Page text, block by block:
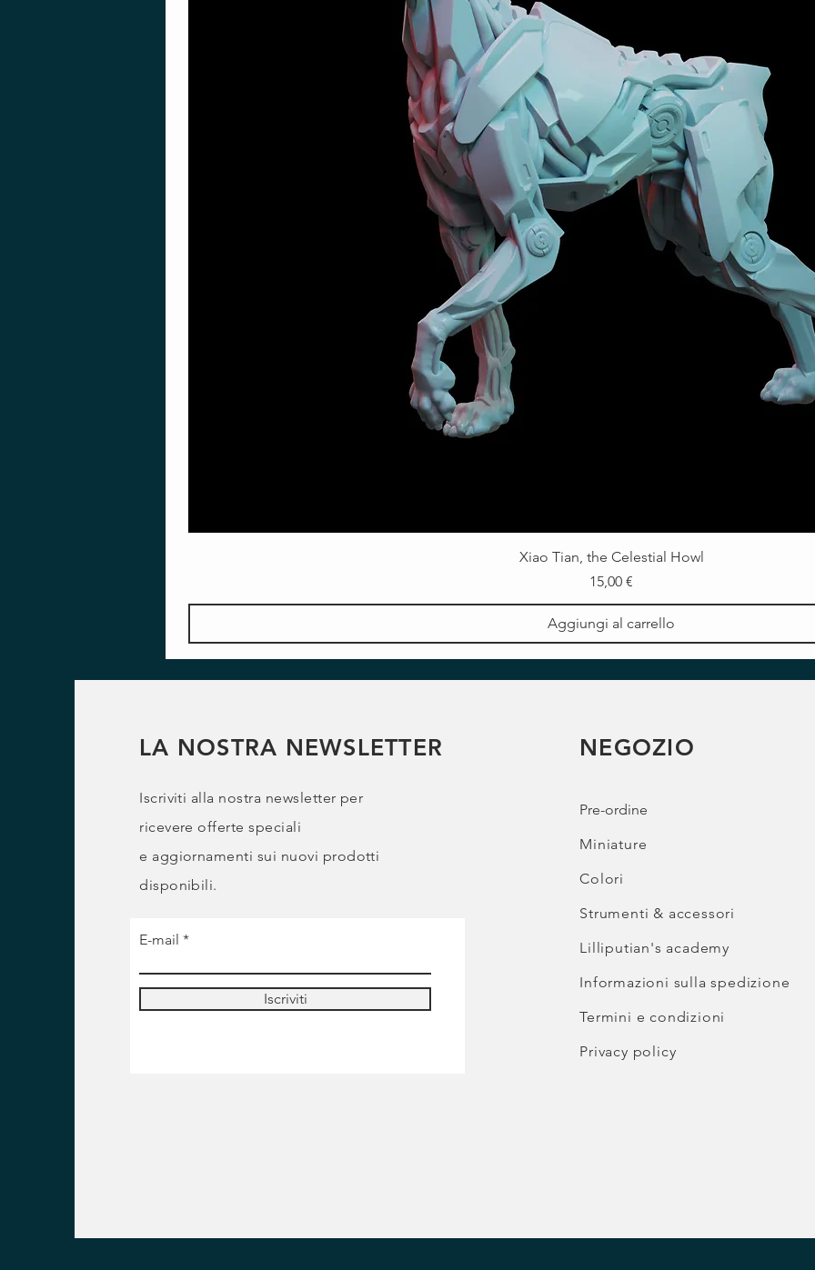
Xiao Tian, the Celestial Howl
Prezzo
15,00 €
Aggiungi al carrello
LA NOSTRA NEWSLETTER
Iscriviti alla nostra newsletter per
ricevere offerte speciali
e aggiornamenti sui nuovi prodotti
disponibili.
E-mail
Iscriviti
NEGOZIO
Pre-ordine
Miniature
Colori
Strumenti & accessori
Lilliputian's academy
Informazioni sulla spedizione
Termini e condizioni
Privacy policy